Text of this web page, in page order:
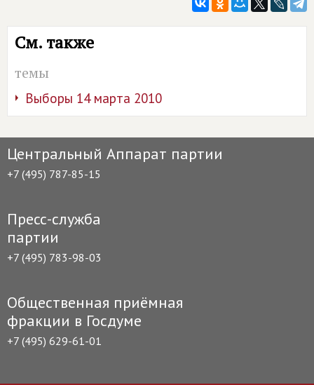
См. также
темы
Выборы 14 марта 2010
Центральный Аппарат партии
+7 (495) 787-85-15
Пресс-служба
партии
+7 (495) 783-98-03
Общественная приёмная
фракции в Госдуме
+7 (495) 629-61-01